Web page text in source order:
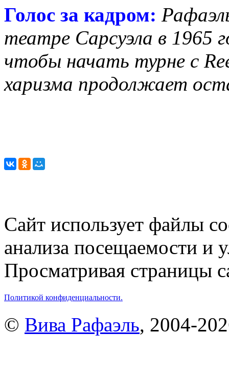
Голос за кадром:
театре Сарсуэла в 1965
чтобы начать турне с
харизма продолжает
Сайт использует файлы
анализа посещаемости и
Просматривая страницы
Политикой конфиденциальности.
© Вива Рафаэль, 2004-